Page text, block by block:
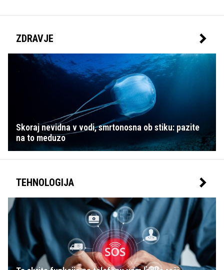
ZDRAVJE
Skoraj nevidna v vodi, smrtonosna ob stiku: pazite
na to meduzo
TEHNOLOGIJA